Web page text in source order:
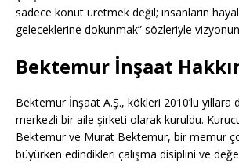
sadece konut üretmek değil; insanların
geleceklerine dokunmak” sözleriyle
Bektemur İnşaat
Bektemur İnşaat A.Ş., kökleri 2010’lu yıllara
merkezli bir aile şirketi olarak kuruldu.
Bektemur ve Murat Bektemur, bir memur
büyürken edindikleri çalışma disiplini ve